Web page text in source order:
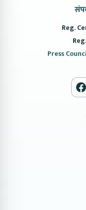
Reg.
Press